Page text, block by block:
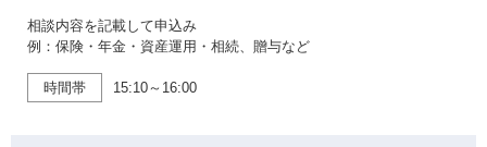
相談内容を記載して申込み
例：保険・年金・資産運用・相続、贈与など
時間帯 15:10～16:00